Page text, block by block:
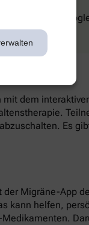
und bei
dem
Es
Migräne-App
kann helfen,